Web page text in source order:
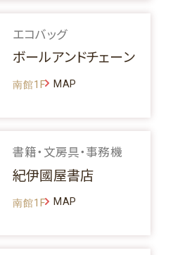
エコバッグ
ボールアンドチェーン
南館1F MAP
書籍・文房具・事務機
紀伊國屋書店
南館1F MAP